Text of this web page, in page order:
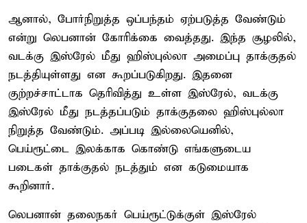
ஆனால், போர்நிறுத்த ஒப்பந்தம் ஏற்படுத்த வேண்டும்
என்று லெபனான் கோரிக்கை வைத்தது. இந்த சூழலில்,
வடக்கு இஸ்ரேல் மீது ஹிஸ்புல்லா அமைப்பு தாக்குதல்
நடத்தியுள்ளது என கூறப்படுகிறது. இதனை
குற்றச்சாட்டாக தெரிவித்து உள்ள இஸ்ரேல், வடக்கு
இஸ்ரேல் மீது நடத்தப்படும் தாக்குதலை ஹிஸ்புல்லா
நிறுத்த வேண்டும். அப்படி இல்லையெனில்,
பெய்ரூட்டை இலக்காக கொண்டு எங்களுடைய
படைகள் தாக்குதல் நடத்தும் என கடுமையாக
கூறினார்.
லெபனான் தலைநகர் பெய்ரூட்டுக்குள் இஸ்ரேல்